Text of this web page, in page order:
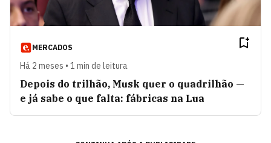
MERCADOS
Há 2 meses • 1 min de leitura
Depois do trilhão, Musk quer o quadrilhão —
e já sabe o que falta: fábricas na Lua